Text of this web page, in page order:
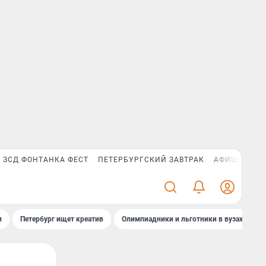
ЗСД ФОНТАНКА ФЕСТ ПЕТЕРБУРГСКИЙ ЗАВТРАК АФИША PLUS
Петербург ищет креатив Олимпиадники и льготники в вузах СПб